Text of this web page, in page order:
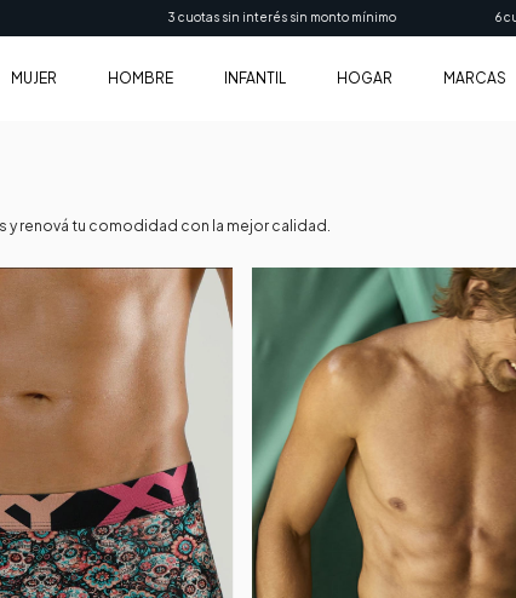
6 cuotas sin interés en compras mayores a $150.000
MUJER HOMBRE INFANTIL HOGAR MARCAS
y renová tu comodidad con la mejor calidad.